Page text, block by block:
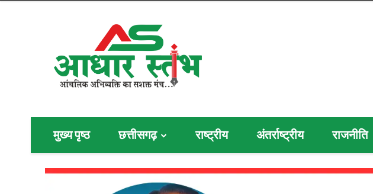
मुख्य पृष्ठ छत्तीसगढ़ राष्ट्रीय अंतर्राष्ट्रीय राजनीति